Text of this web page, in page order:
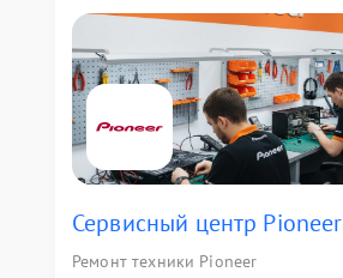
Сервисный центр Pioneer
Ремонт техники Pioneer